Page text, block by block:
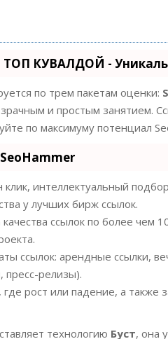
КУВАЛДОЙ -
по трем пакетам оценки:
и простым занятием.
по максимуму потенциал
интеллектуальный
у лучших бирж ссылок.
ссылок по более чем
ссылок: арендные ссылки,
пресс-релизы).
рост или падение, а также
технологию Буст, она